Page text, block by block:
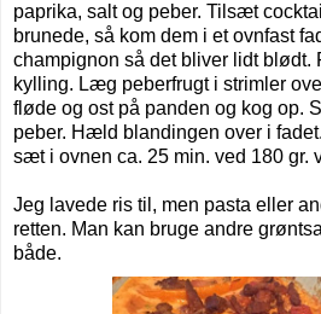
paprika, salt og peber. Tilsæt
brunede, så kom dem i et ovnfast
champignon så det bliver lidt blødt.
kylling. Læg peberfrugt i strimler
fløde og ost på panden og kog op.
peber. Hæld blandingen over i
sæt i ovnen ca. 25 min. ved 180 gr.
Jeg lavede ris til, men pasta eller
retten. Man kan bruge andre
både.